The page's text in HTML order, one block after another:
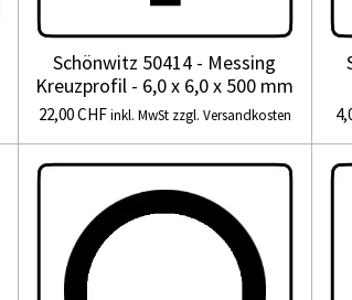
Schönwitz 50414 - Messing
Kreuzprofil - 6,0 x 6,0 x 500 mm
22,00 CHFinkl. MwSt zzgl. Versandkosten